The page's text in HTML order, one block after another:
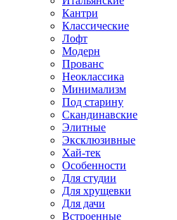
Кантри
Классические
Лофт
Модерн
Прованс
Неоклассика
Минимализм
Под старину
Скандинавские
Элитные
Эксклюзивные
Хай-тек
Особенности
Для студии
Для хрущевки
Для дачи
Встроенные